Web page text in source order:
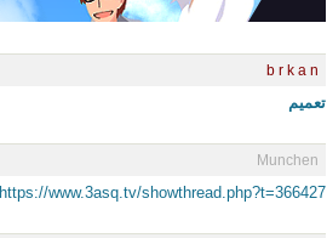
b r k a n
تعميم
Munchen
https://www.3asq.tv/showthread.php?t=366427